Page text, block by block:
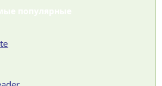
популярные